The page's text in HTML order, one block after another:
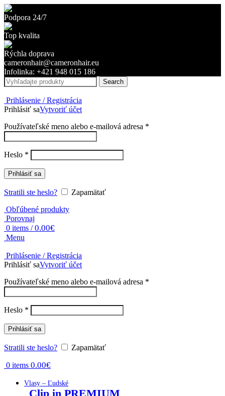
Podpora 24/7
Top kvalita
Rýchla doprava
cameronhair@cameronhair.eu
Infolinka: +421 948 015 186
Search
Prihlásenie / Registrácia
Prihlásiť saVytvoriť účet
Používateľské meno alebo e-mailová adresa *
Heslo * Povinné
Prihlásiť sa
Stratili ste heslo?
Zapamätať
Obľúbené produkty
Porovnaj
0 items / 0.00€
Menu
Prihlásenie / Registrácia
Prihlásiť saVytvoriť účet
Používateľské meno alebo e-mailová adresa *
Heslo * Povinné
Prihlásiť sa
Stratili ste heslo? Zapamätať
0 items 0.00€
Vlasy – Ľudské
Clip in PREMIUM